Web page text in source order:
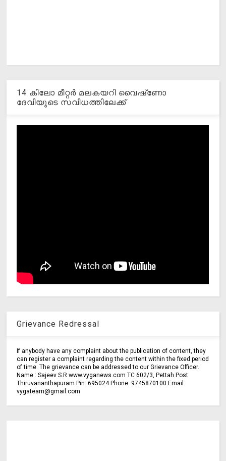
14 കിലോ മീറ്റര്‍ മലകയറി വൈഷ്‌ണോ
ദേവിയുടെ സവിധത്തിലേക്ക്
Grievance Redressal
If anybody have any complaint about the publication of content, they
can register a complaint regarding the content within the fixed period
of time. The grievance can be addressed to our Grievance Officer.
Name : Sajeev S.R www.vyganews.com TC 602/3, Pettah Post
Thiruvananthapuram Pin: 695024 Phone: 9745870100 Email:
vygateam@gmail.com